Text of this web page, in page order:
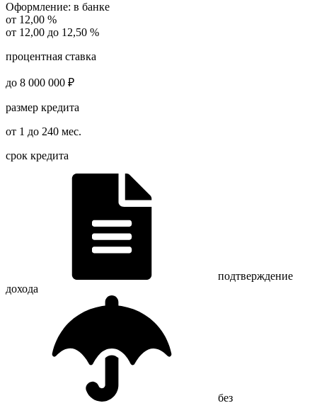
Оформление: в банке
от 12,00 %
от 12,00 до 12,50 %
процентная ставка
до 8 000 000 ₽
размер кредита
от 1 до 240 мес.
срок кредита
подтверждение
дохода
без